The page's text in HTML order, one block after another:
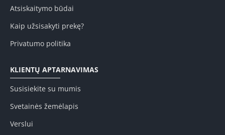
Atsiskaitymo būdai
Kaip užsisakyti prekę?
Privatumo politika
KLIENTŲ APTARNAVIMAS
Susisiekite su mumis
Svetainės žemėlapis
Verslui